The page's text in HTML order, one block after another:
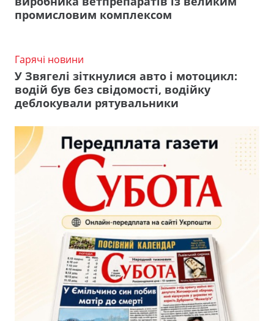
промисловим комплексом
Гарячі новини
У Звягелі зіткнулися авто і мотоцикл:
водій був без свідомості, водійку
деблокували рятувальники